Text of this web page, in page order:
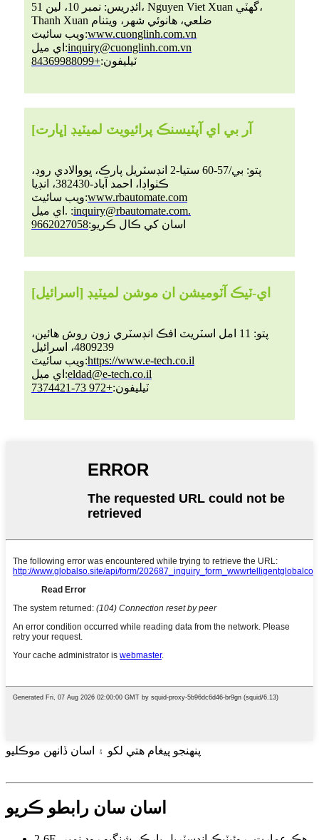
ائڊريس: نمبر 10، لين 51، Nguyen Viet Xuan گهٽي،
Thanh Xuan ضلعي، هانوئي شهر، ويتنام
ويب سائيٽ:www.cuonglinh.com.vn
اي ميل:inquiry@cuonglinh.com.vn
ٽيليفون:+84369988099
[ڀارت] آر بي اي آپٽيسنڪ پرائيويٽ لميٽيڊ
پتو: بي/57-60 ستيا-2 انڊسٽريل پارڪ، ڀووالادي روڊ،
ڪٺواڊا، احمد آباد-382430، انڊيا
ويب سائيٽ:www.rbautomate.com
اي ميل. :inquiry@rbautomate.com.
اسان کي ڪال ڪريو:9662027058
[اسرائيل] اي-ٽيڪ آٽوميشن ان موشن لميٽيڊ
پتو: 11 امل اسٽريٽ افڪ انڊسٽري زون روش هائين،
4809239، اسرائيل
ويب سائيٽ:https://www.e-tech.co.il
اي ميل:eldad@e-tech.co.il
ٽيليفون:+972 73-7374421
پنهنجو پيغام هتي لکو ۽ اسان ڏانهن موڪليو
اسان سان رابطو ڪريو